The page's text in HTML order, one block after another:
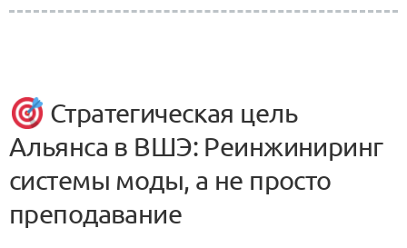
Стратегическая цель
Альянса в ВШЭ: Реинжиниринг
системы моды, а не просто
преподавание